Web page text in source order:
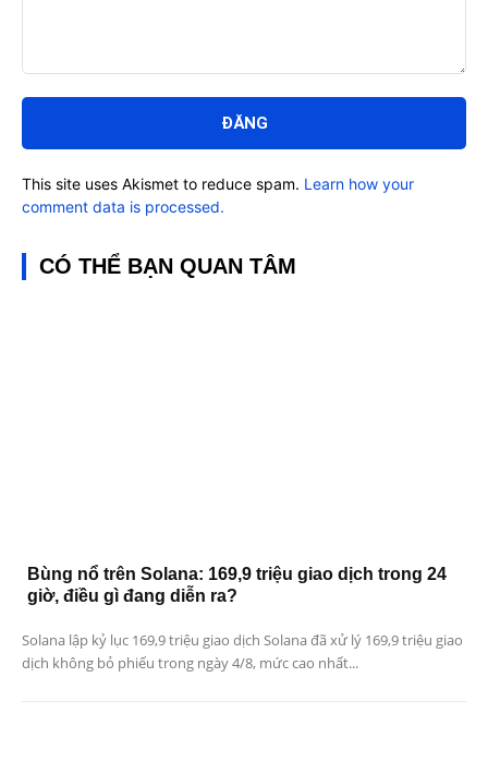
luận:
This site uses Akismet to reduce spam. Learn how your
comment data is processed.
CÓ THỂ BẠN QUAN TÂM
Bùng nổ trên Solana: 169,9 triệu giao dịch trong 24
giờ, điều gì đang diễn ra?
Solana lập kỷ lục 169,9 triệu giao dịch Solana đã xử lý 169,9 triệu giao
dịch không bỏ phiếu trong ngày 4/8, mức cao nhất...